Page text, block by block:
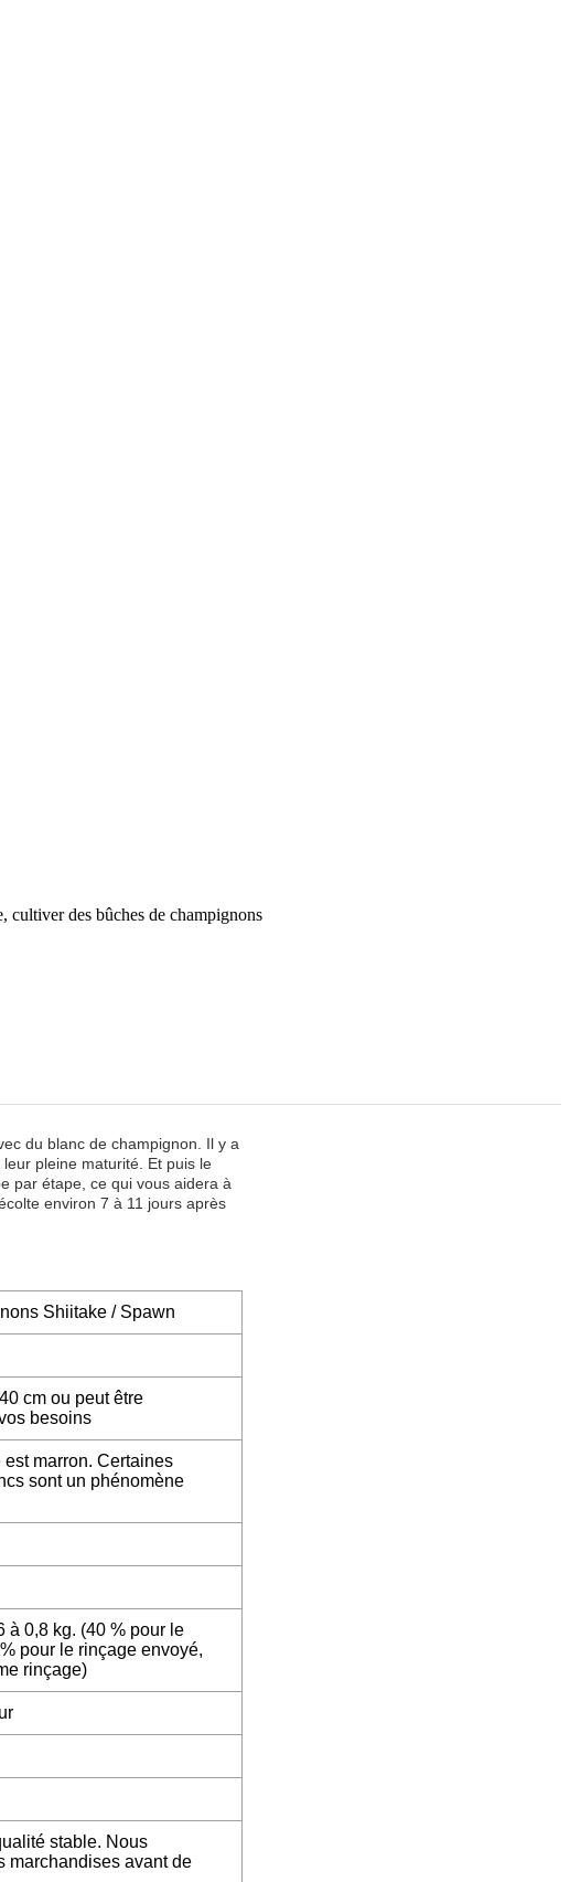
des bûches de champignons
du blanc de champignon. Il y a
pleine maturité. Et puis le
par étape, ce qui vous aidera à
environ 7 à 11 jours après
Shiitake / Spawn
cm ou peut être
besoins
marron. Certaines
sont un phénomène
à 0,8 kg. (40 % pour le
pour le rinçage envoyé,
rinçage)
stable. Nous
marchandises avant de